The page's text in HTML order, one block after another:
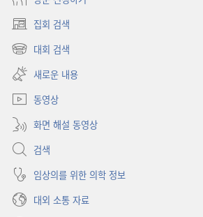
집회 검색
(새로운
창
대회 검색
(새로운
창
열기)
새로운 내용
동영상
화면 해설 동영상
검색
임상의를 위한 의학 정보
대외 소통 자료